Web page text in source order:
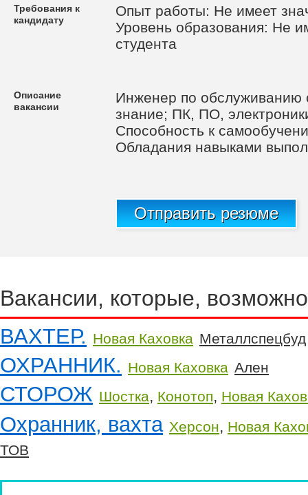
Требования к
кандидату
Опыт работы: Не имеет
Уровень образования: Не
студента
Описание
вакансии
Инженер по обслуживанию
знание; ПК, ПО,
Способность к
Обладания навыками
Отправить резюме
Вакансии, которые,
ВАХТЕР. Новая Каховка Металлспецбуд
ОХРАННИК. Новая Каховка Ален
СТОРОЖ Шостка, Конотоп, Новая
Охранник, вахта Херсон, Новая
ТОВ